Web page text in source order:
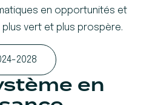
en opportunités et
vert et plus prospère.
2028
en